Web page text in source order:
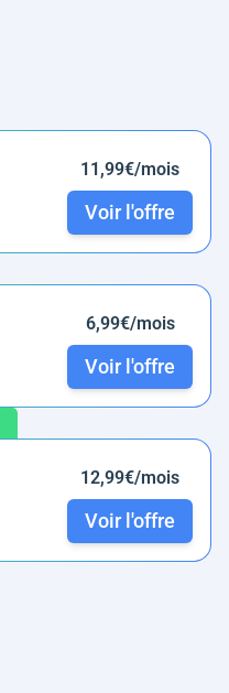
11,99€/mois
Voir l'offre
6,99€/mois
Voir l'offre
12,99€/mois
Voir l'offre